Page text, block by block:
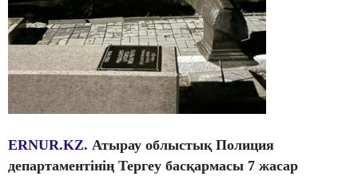
ERNUR.KZ. Атырау облыстық Полиция
департаментінің Тергеу басқармасы 7 жасар